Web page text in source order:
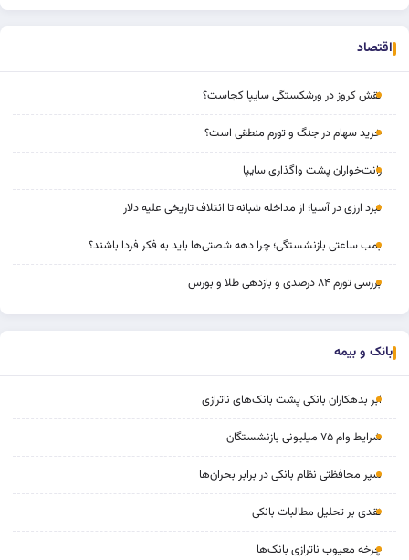
اقتصاد
نقش کروز در ورشکستگی سایپا کجاست؟
خرید سهام در جنگ و تورم منطقی است؟
رانت‌خواران پشت واگذاری سایپا
نبرد ارزی در آسیا؛ از مداخله‌ شبانه تا ائتلاف تاریخی علیه دلار
بمب ساعتی بازنشستگی؛ چرا دهه شصتی‌ها باید به فکر فردا باشند؟
بررسی تورم ۸۴ درصدی و بازدهی طلا و بورس
بانک و بیمه
ابر بدهکاران بانکی پشت بانک‌های ناترازی
شرایط وام ۷۵ میلیونی بازنشستگان
سپر محافظتی نظام بانکی در برابر بحران‌ها
نقدی بر تحلیل مطالبات بانکی
چرخه‌ معیوب ناترازی بانک‌ها